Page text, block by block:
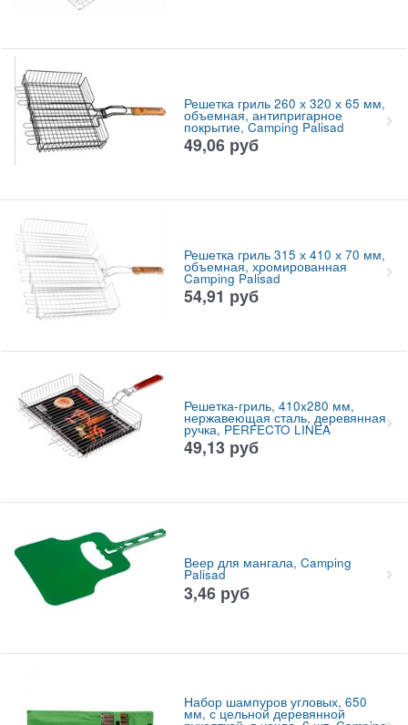
Решетка гриль 260 х 320 х 65 мм,
объемная, антипригарное
покрытие, Camping Palisad
49,06 руб
Решетка гриль 315 х 410 х 70 мм,
объемная, хромированная
Camping Palisad
54,91 руб
Решетка-гриль, 410x280 мм,
нержавеющая сталь, деревянная
ручка, PERFECTO LINEA
49,13 руб
Веер для мангала, Camping
Palisad
3,46 руб
Набор шампуров угловых, 650
мм, с цельной деревянной